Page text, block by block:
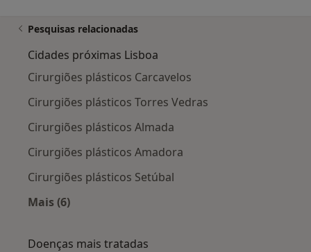
Pesquisas relacionadas
Cidades próximas Lisboa
Cirurgiões plásticos Carcavelos
Cirurgiões plásticos Torres Vedras
Cirurgiões plásticos Almada
Cirurgiões plásticos Amadora
Cirurgiões plásticos Setúbal
Mais (6)
Doenças mais tratadas